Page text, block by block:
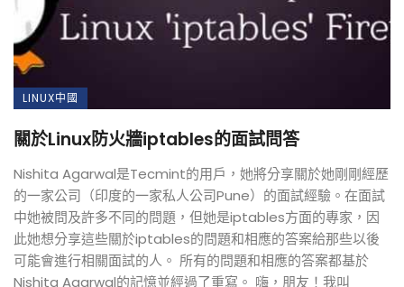
LINUX中國
關於Linux防火牆iptables的面試問答
Nishita Agarwal是Tecmint的用戶，她將分享關於她剛剛經歷
的一家公司（印度的一家私人公司Pune）的面試經驗。在面試
中她被問及許多不同的問題，但她是iptables方面的專家，因
此她想分享這些關於iptables的問題和相應的答案給那些以後
可能會進行相關面試的人。 所有的問題和相應的答案都基於
Nishita Agarwal的記憶並經過了重寫。 嗨，朋友！我叫